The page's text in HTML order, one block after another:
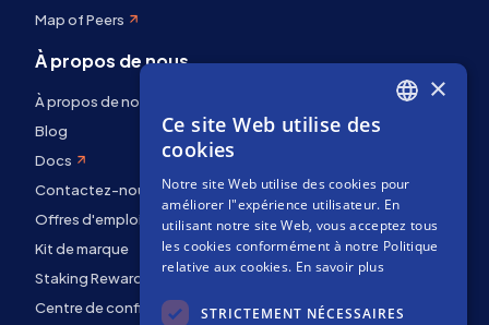
Map of Peers
À propos de nous
À propos de nous
Blog
Docs
Contactez-nous
Offres d'emploi
Kit de marque
Staking Rewards
Centre de confidentialité
FRENCH
×
Ce site Web utilise des
cookies
Notre site Web utilise des cookies pour
améliorer l"expérience utilisateur. En
utilisant notre site Web, vous acceptez tous
les cookies conformément à notre Politique
relative aux cookies. En savoir plus
STRICTEMENT NÉCESSAIRES